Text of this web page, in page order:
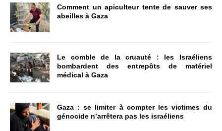
Comment un apiculteur tente de sauver ses
abeilles à Gaza
Le comble de la cruauté : les Israéliens
bombardent des entrepôts de matériel
médical à Gaza
Gaza : se limiter à compter les victimes du
génocide n’arrêtera pas les israéliens